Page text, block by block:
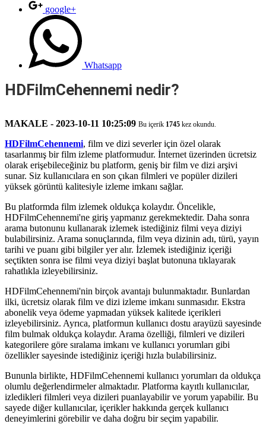
google+
Whatsapp
HDFilmCehennemi nedir?
MAKALE - 2023-10-11 10:25:09 Bu içerik 1745 kez okundu.
HDFilmCehennemi, film ve dizi severler için özel olarak
tasarlanmış bir film izleme platformudur. İnternet üzerinden ücretsiz
olarak erişebileceğiniz bu platform, geniş bir film ve dizi arşivi
sunar. Siz kullanıcılara en son çıkan filmleri ve popüler dizileri
yüksek görüntü kalitesiyle izleme imkanı sağlar.
Bu platformda film izlemek oldukça kolaydır. Öncelikle,
HDFilmCehennemi'ne giriş yapmanız gerekmektedir. Daha sonra
arama butonunu kullanarak izlemek istediğiniz filmi veya diziyi
bulabilirsiniz. Arama sonuçlarında, film veya dizinin adı, türü, yayın
tarihi ve puanı gibi bilgiler yer alır. İzlemek istediğiniz içeriği
seçtikten sonra ise filmi veya diziyi başlat butonuna tıklayarak
rahatlıkla izleyebilirsiniz.
HDFilmCehennemi'nin birçok avantajı bulunmaktadır. Bunlardan
ilki, ücretsiz olarak film ve dizi izleme imkanı sunmasıdır. Ekstra
abonelik veya ödeme yapmadan yüksek kalitede içerikleri
izleyebilirsiniz. Ayrıca, platformun kullanıcı dostu arayüzü sayesinde
film bulmak oldukça kolaydır. Arama özelliği, filmleri ve dizileri
kategorilere göre sıralama imkanı ve kullanıcı yorumları gibi
özellikler sayesinde istediğiniz içeriği hızla bulabilirsiniz.
Bununla birlikte, HDFilmCehennemi kullanıcı yorumları da oldukça
olumlu değerlendirmeler almaktadır. Platforma kayıtlı kullanıcılar,
izledikleri filmleri veya dizileri puanlayabilir ve yorum yapabilir. Bu
sayede diğer kullanıcılar, içerikler hakkında gerçek kullanıcı
deneyimlerini görebilir ve daha doğru bir seçim yapabilir.